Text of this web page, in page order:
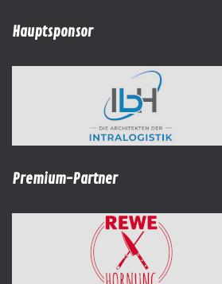
Hauptsponsor
Premium-Partner